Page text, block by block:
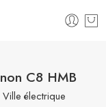
C8 HMB
Ville électrique